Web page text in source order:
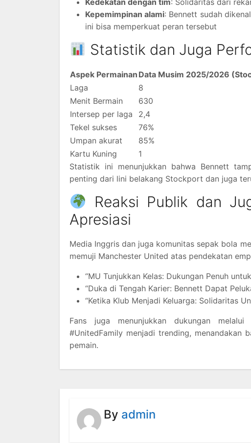
Kedekatan dengan tim: Solidaritas dari
Kepemimpinan alami: Bennett sudah
ini bisa memperkuat peran tersebut
Statistik dan Juga
Aspek Permainan Data Musim 2025/2026
Laga
8
Menit Bermain
630
Intersep per laga
2,4
Tekel sukses
76%
Umpan akurat
85%
Kartu Kuning
1
Statistik ini menunjukkan bahwa Bennett
penting dari lini belakang Stockport dan juga
Reaksi Publik dan
Apresiasi
Media Inggris dan juga komunitas sepak bola
memuji Manchester United atas pendekatan
“MU Tunjukkan Kelas: Dukungan Penuh
“Duka di Tengah Karier: Bennett Dapat
“Ketika Klub Menjadi Keluarga: Solidaritas
Fans juga menunjukkan dukungan
#UnitedFamily menjadi trending, menandakan
pemain.
By admin